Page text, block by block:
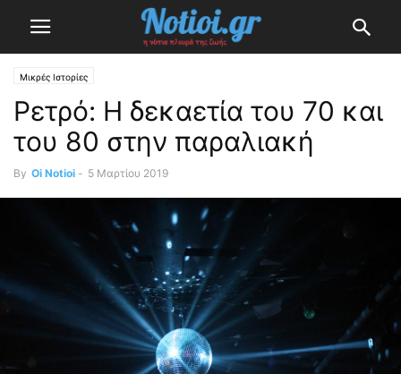
Μικρές Ιστορίες
Ρετρό: Η δεκαετία του 70 και
του 80 στην παραλιακή
By Oi Notioi - 5 Μαρτίου 2019